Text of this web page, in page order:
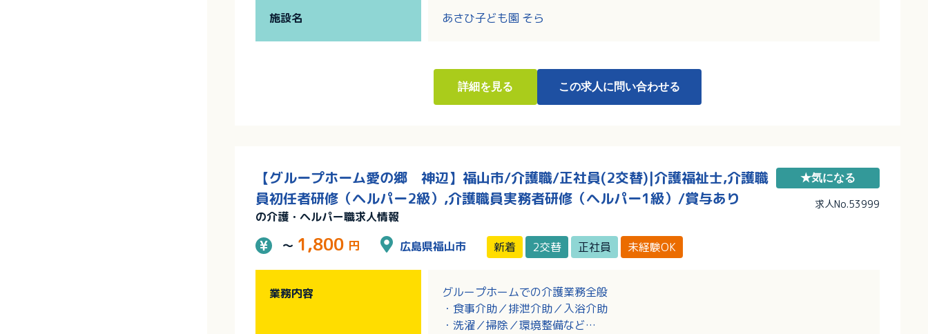
施設名 あさひ子ども園 そら
詳細を見る この求人に問い合わせる
【グループホーム愛の郷 神辺】福山市/介護職/正社員(2交替)|介護福祉士,介護職
員初任者研修（ヘルパー2級）,介護職員実務者研修（ヘルパー1級）/賞与あり
の介護・ヘルパー職求人情報
～ 1,800 円 広島県福山市 新着 2交替 正社員 未経験OK
★気になる
求人No.53999
業務内容
グループホームでの介護業務全般
・食事介助／排泄介助／入浴介助
・洗濯／掃除／環境整備など